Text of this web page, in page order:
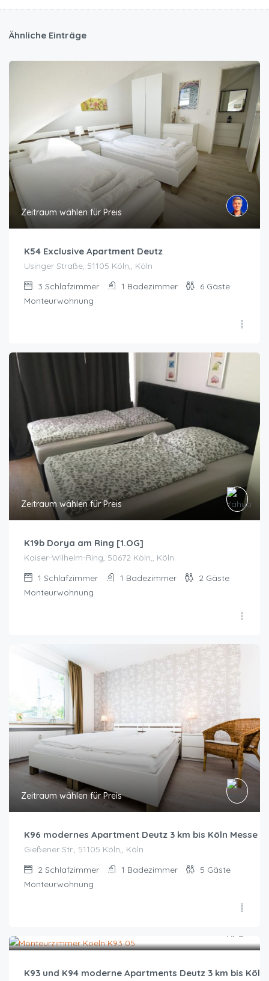
Ähnliche Einträge
Zeitraum wählen für Preis
K54 Exclusive Apartment Deutz
Usinger Straße, 51105 Köln,, Köln
3 Schlafzimmer 1 Badezimmer 6 Gäste
Monteurwohnung
Zeitraum wählen für Preis
K19b Dorya am Ring [1.OG]
Kaiser-Wilhelm-Ring, 50672 Köln,, Köln
1 Schlafzimmer 1 Badezimmer 2 Gäste
Monteurwohnung
Zeitraum wählen für Preis
K96 modernes Apartment Deutz 3 km bis Köln Messe
Gießener Str., 51105 Köln,, Köln
2 Schlafzimmer 1 Badezimmer 5 Gäste
Monteurwohnung
K93 und K94 moderne Apartments Deutz 3 km bis Köln